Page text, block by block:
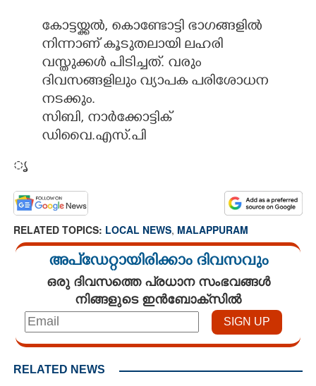
കോട്ടയ്ക്കൽ, കൊണ്ടോട്ടി ഭാഗങ്ങളിൽ
നിന്നാണ് കൂടുതലായി ലഹരി
വസ്തുക്കൾ പിടിച്ചത്. വരും
ദിവസങ്ങളിലും വ്യാപക പരിശോധന
നടക്കും.
സിബി, നാർക്കോട്ടിക്
ഡിവൈ.എസ്.പി
ൃ
RELATED TOPICS: LOCAL NEWS, MALAPPURAM
അപ്ഡേറ്റായിരിക്കാം ദിവസവും
ഒരു ദിവസത്തെ പ്രധാന സംഭവങ്ങൾ
നിങ്ങളുടെ ഇൻബോക്സിൽ
RELATED NEWS